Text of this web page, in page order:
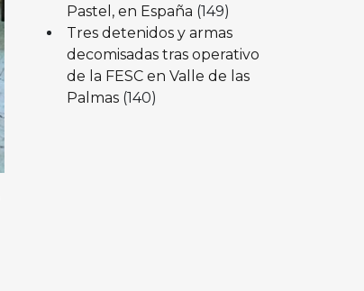
Pastel, en España (149)
Tres detenidos y armas
decomisadas tras operativo
de la FESC en Valle de las
Palmas (140)